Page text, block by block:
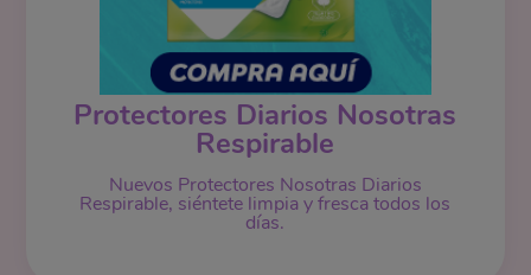
Protectores Diarios Nosotras
Respirable
Nuevos Protectores Nosotras Diarios
Respirable, siéntete limpia y fresca todos los
días.